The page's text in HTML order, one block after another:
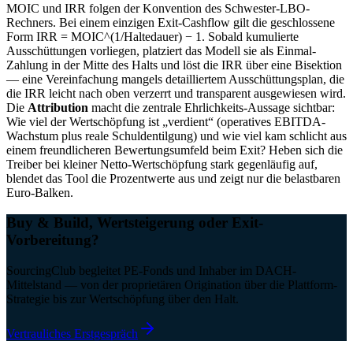
MOIC und IRR folgen der Konvention des Schwester-LBO-
Rechners. Bei einem einzigen Exit-Cashflow gilt die geschlossene
Form IRR = MOIC^(1/Haltedauer) − 1. Sobald kumulierte
Ausschüttungen vorliegen, platziert das Modell sie als Einmal-
Zahlung in der Mitte des Halts und löst die IRR über eine Bisektion
— eine Vereinfachung mangels detailliertem Ausschüttungsplan, die
die IRR leicht nach oben verzerrt und transparent ausgewiesen wird.
Die Attribution macht die zentrale Ehrlichkeits-Aussage sichtbar:
Wie viel der Wertschöpfung ist „verdient“ (operatives EBITDA-
Wachstum plus reale Schuldentilgung) und wie viel kam schlicht aus
einem freundlicheren Bewertungsumfeld beim Exit? Heben sich die
Treiber bei kleiner Netto-Wertschöpfung stark gegenläufig auf,
blendet das Tool die Prozentwerte aus und zeigt nur die belastbaren
Euro-Balken.
Buy & Build, Wertsteigerung oder Exit-
Vorbereitung?
SourcingClub begleitet PE-Fonds und Inhaber im DACH-
Mittelstand — von der proprietären Origination über die Plattform-
Strategie bis zur Wertschöpfung über den Halt.
Vertrauliches Erstgespräch